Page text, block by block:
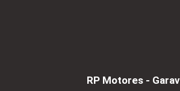
RP Motores -